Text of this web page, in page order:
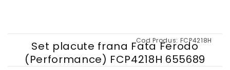
Cod Produs: FCP4218H
Set placute frana Fata Ferodo
(Performance) FCP4218H 655689